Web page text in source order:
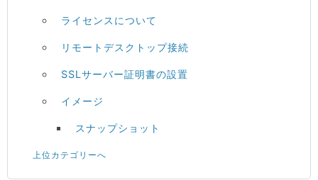
ライセンスについて
リモートデスクトップ接続
SSLサーバー証明書の設置
イメージ
スナップショット
上位カテゴリーへ